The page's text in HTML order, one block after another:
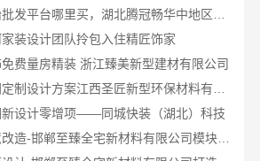
装设计团队拎包入住精匠饰家
费量房精装 浙江臻美新型建材有限公司
新设计零增项——同城快装（湖北）科技
复兴智慧改造-邯郸至臻全宅新材料有限公司模块化安装